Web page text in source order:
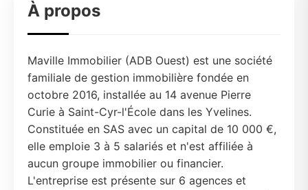
À propos
Maville Immobilier (ADB Ouest) est une société
familiale de gestion immobilière fondée en
octobre 2016, installée au 14 avenue Pierre
Curie à Saint-Cyr-l'École dans les Yvelines.
Constituée en SAS avec un capital de 10 000 €,
elle emploie 3 à 5 salariés et n'est affiliée à
aucun groupe immobilier ou financier.
L'entreprise est présente sur 6 agences et